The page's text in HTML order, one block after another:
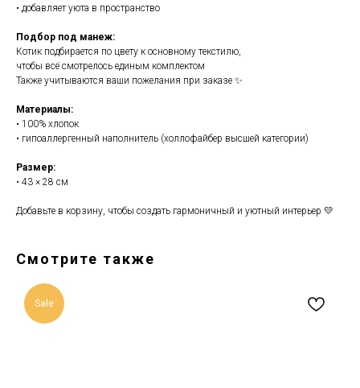
• добавляет уюта в пространство
Подбор под манеж:
Котик подбирается по цвету к основному текстилю,
чтобы всё смотрелось единым комплектом
Также учитываются ваши пожелания при заказе ✨
Материалы:
• 100% хлопок
• гипоаллергенный наполнитель (холлофайбер высшей категории)
Размер:
• 43 × 28 см
Добавьте в корзину, чтобы создать гармоничный и уютный интерьер 💛
Смотрите также
Sale